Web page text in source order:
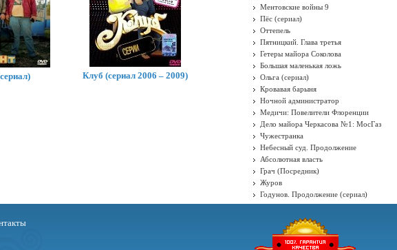
Клуб (сериал 2006 – 2009)
Ментовские войны 9
Пёс (сериал)
Оттепель
Пятницкий. Глава третья
Гетеры майора Соколова
Большая маленькая ложь
Ольга (сериал)
Кровавая барыня
Ночной администратор
Медичи: Повелители Флоренции
Дело майора Черкасова №1: МосГаз
Чужестранка
Небесный суд. Продолжение
Абсолютная власть
Грач (Посредник)
Журов
Годунов. Продолжение (сериал)